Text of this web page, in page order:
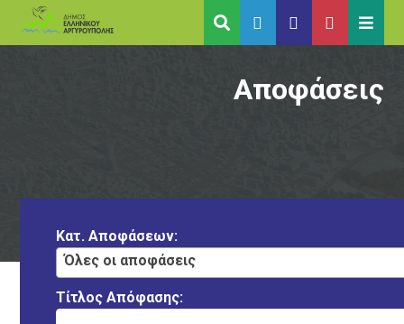
Αποφάσεις
Κατ. Αποφάσεων:
Όλες οι αποφάσεις
Τίτλος Απόφασης: